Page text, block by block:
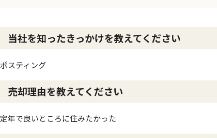
当社を知ったきっかけを教えてください
ポスティング
売却理由を教えてください
定年で良いところに住みたかった